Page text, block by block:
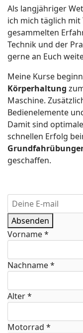
Als langjähriger
ich mich täglich
gesammelten
Technik und der
gerne an Euch
Meine Kurse
Körperhaltung
Maschine.
Bedienelemente
Damit sind
schnellen Erfolg
geschaffen.
Absenden
Vorname*
Nachname*
Alter*
Motorrad *